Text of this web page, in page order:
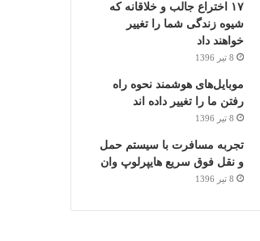
۱۷ اختراع جالب و خلاقانه که
شیوه زندگی شما را تغییر
خواهند داد
8 تیر 1396
موبایل‌های هوشمند نحوه راه
رفتن ما را تغییر داده اند
8 تیر 1396
تجربه مسافرت با سیستم حمل
و نقل فوق سریع هایپرلوپ وان
8 تیر 1396